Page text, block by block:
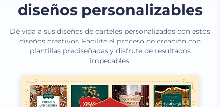
diseños personalizables
Dé vida a sus diseños de carteles personalizados con estos
diseños creativos. Facilite el proceso de creación con
plantillas prediseñadas y disfrute de resultados
impecables.